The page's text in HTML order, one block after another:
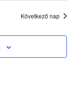
és
nézet
Következő nap